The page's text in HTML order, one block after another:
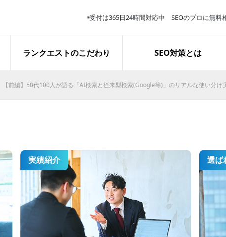
受付は365日24時間対応中 SEOのプロに無料
ランクエストのこだわり SEO対策とは
LI
再生医療関連キーワードで上位
表示を獲得｜お問い合わせ完了
2
施策開始１か月で「業務用エア
コン 東京」１位表示を獲得
【前編】50代100人が語る「AI検索と従来型検索(Google等)」のリアルな使い分
実績紹介 選ば